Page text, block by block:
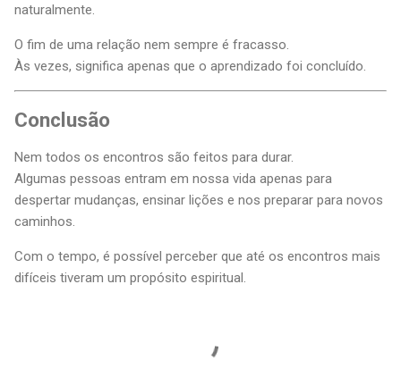
naturalmente.
O fim de uma relação nem sempre é fracasso.
Às vezes, significa apenas que o aprendizado foi concluído.
Conclusão
Nem todos os encontros são feitos para durar.
Algumas pessoas entram em nossa vida apenas para
despertar mudanças, ensinar lições e nos preparar para novos
caminhos.
Com o tempo, é possível perceber que até os encontros mais
difíceis tiveram um propósito espiritual.